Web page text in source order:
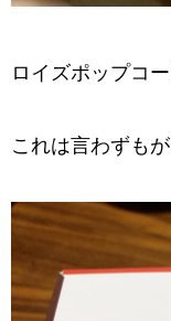
ロイズポップコ
これは言わずも